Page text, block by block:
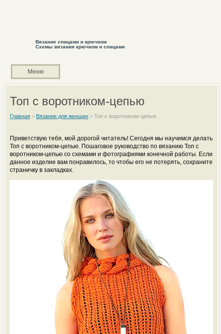
Вязание спицами и крючком
Схемы вязания крючком и спицами
Меню
Топ с воротником-цепью
Главная> Вязание для женщин> Топ с воротником-цепью
Приветствую тебя, мой дорогой читатель! Сегодня мы научимся делать
Топ с воротником-цепью. Пошаговое руководство по вязанию Топ с
воротником-цепью со схемами и фотографиями конечной работы. Если
данное изделие вам понравилось, то чтобы его не потерять, сохраните
страничку в закладках.